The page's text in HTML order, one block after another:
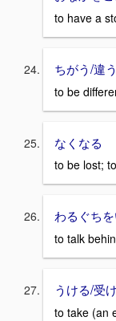
to have a
ちがう/違う
to be
なくなる
to be lost;
わるぐち
to talk
うける/受
to take (an